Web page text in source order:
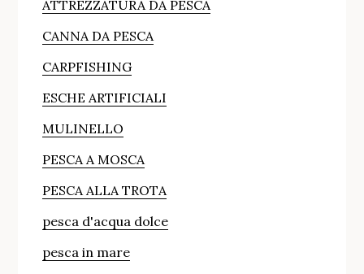
ATTREZZATURA DA PESCA
CANNA DA PESCA
CARPFISHING
ESCHE ARTIFICIALI
MULINELLO
PESCA A MOSCA
PESCA ALLA TROTA
pesca d'acqua dolce
pesca in mare